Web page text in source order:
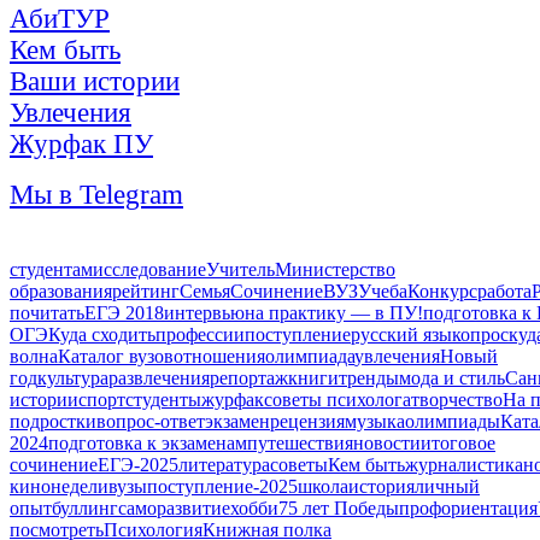
АбиТУР
Кем быть
Ваши истории
Увлечения
Журфак ПУ
Мы в Telegram
студентамисследованиеУчительМинистерство
образованиярейтингСемьяСочинениеВУЗУчебаКонкурсработа
почитатьЕГЭ 2018интервьюна практику — в ПУ!подготовка
ОГЭКуда сходитьпрофессиипоступлениерусский языкопрос
волнаКаталог вузовотношенияолимпиадаувлеченияНовый
годкультураразвлечениярепортажкнигитрендымода и стиль
историиспортстудентыжурфаксоветы психологатворчествоНа
подросткивопрос-ответэкзаменрецензиямузыкаолимпиады
2024подготовка к экзаменампутешествияновостиитоговое
сочинениеЕГЭ-2025литературасоветыКем бытьжурналистика
кинонеделивузыпоступление-2025школаисторияличный
опытбуллингсаморазвитиехобби75 лет Победыпрофориентация
посмотретьПсихологияКнижная полка